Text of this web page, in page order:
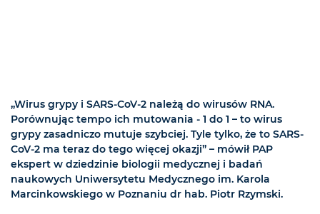
„Wirus grypy i SARS-CoV-2 należą do wirusów RNA.
Porównując tempo ich mutowania - 1 do 1 – to wirus
grypy zasadniczo mutuje szybciej. Tyle tylko, że to SARS-
CoV-2 ma teraz do tego więcej okazji” – mówił PAP
ekspert w dziedzinie biologii medycznej i badań
naukowych Uniwersytetu Medycznego im. Karola
Marcinkowskiego w Poznaniu dr hab. Piotr Rzymski.